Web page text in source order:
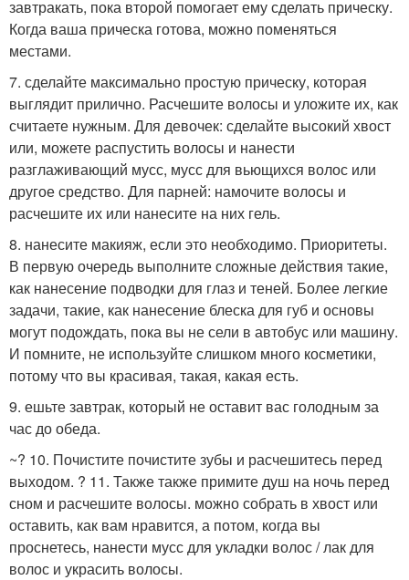
завтракать, пока второй помогает ему сделать прическу.
Когда ваша прическа готова, можно поменяться
местами.
7. сделайте максимально простую прическу, которая
выглядит прилично. Расчешите волосы и уложите их, как
считаете нужным. Для девочек: сделайте высокий хвост
или, можете распустить волосы и нанести
разглаживающий мусс, мусс для вьющихся волос или
другое средство. Для парней: намочите волосы и
расчешите их или нанесите на них гель.
8. нанесите макияж, если это необходимо. Приоритеты.
В первую очередь выполните сложные действия такие,
как нанесение подводки для глаз и теней. Более легкие
задачи, такие, как нанесение блеска для губ и основы
могут подождать, пока вы не сели в автобус или машину.
И помните, не используйте слишком много косметики,
потому что вы красивая, такая, какая есть.
9. ешьте завтрак, который не оставит вас голодным за
час до обеда.
~? 10. Почистите почистите зубы и расчешитесь перед
выходом. ? 11. Также также примите душ на ночь перед
сном и расчешите волосы. можно собрать в хвост или
оставить, как вам нравится, а потом, когда вы
проснетесь, нанести мусс для укладки волос / лак для
волос и украсить волосы.